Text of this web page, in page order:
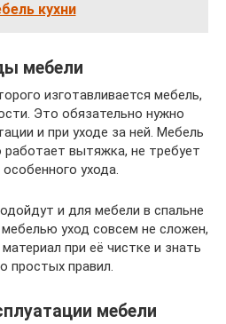
кухни
мебели
изготавливается мебель,
Это обязательно нужно
и при уходе за ней. Мебель
работает вытяжка, не требует
ухода.
и для мебели в спальне
уход совсем не сложен,
при её чистке и знать
простых правил.
мебели